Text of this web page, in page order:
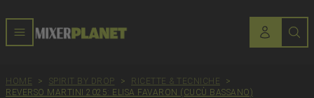
HOME > SPIRIT BY DROP > RICETTE & TECNICHE
>
REVERSO MARTINI 2025: ELISA FAVARON (CUCÙ BASSANO)